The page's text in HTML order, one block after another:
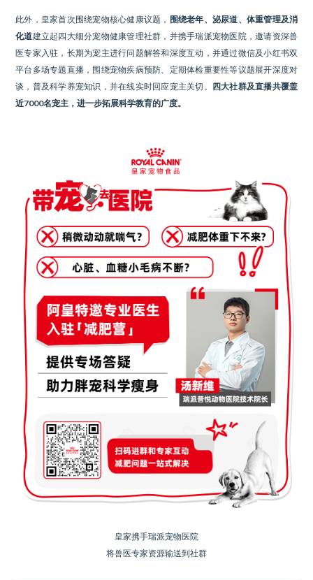
此外，皇家首次围绕宠物核心健康议题， 围绕老年、泌尿道、体重管理及消
化道建立起四大细分宠物健康管理社群，并携手瑞派宠物医院，邀请资深兽
医专家入驻，长期为宠主进行问题解答和深度互动，并通过微信及小红书双
平台多场专题直播，围绕宠物疾病预防、定期体检重要性等议题展开深度对
谈，普及科学养宠知识，并在线实时回应宠主关切。 四大社群及直播共覆盖
近7000名宠主，进一步拓展科学教育的广度。
皇家携手瑞派宠物医院
将兽医专家资源输送到社群